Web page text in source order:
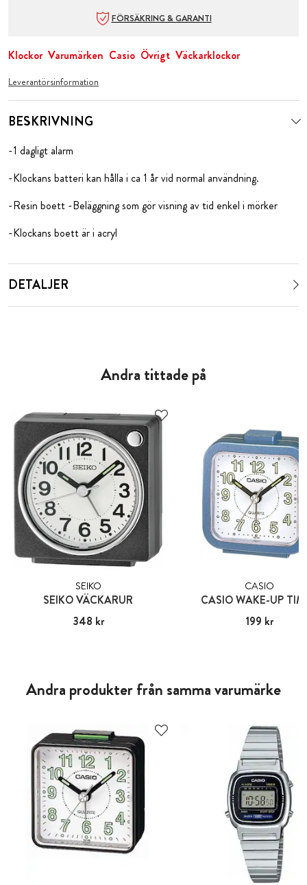
FÖRSÄKRING & GARANTI
Klockor Varumärken Casio Övrigt Väckarklockor
Leverantörsinformation
BESKRIVNING
-1 dagligt alarm
-Klockans batteri kan hålla i ca 1 år vid normal användning.
-Resin boett -Beläggning som gör visning av tid enkel i mörker
-Klockans boett är i acryl
DETALJER
Andra tittade på
SEIKO
SEIKO VÄCKARUR
Pris:348 kr
348 kr
CASIO
CASIO WAKE-UP
Pris:199 kr
199 kr
Andra produkter från samma varumärke